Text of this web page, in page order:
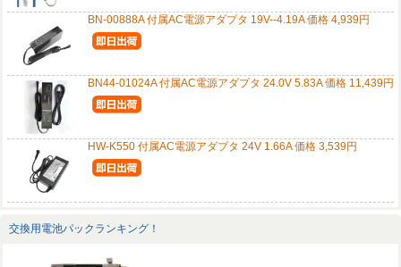
BN-00888A 付属AC電源アダプタ 19V--4.19A 価格 4,939円
BN44-01024A 付属AC電源アダプタ 24.0V 5.83A 価格 11,439円
HW-K550 付属AC電源アダプタ 24V 1.66A 価格 3,539円
交換用電池パックランキング！